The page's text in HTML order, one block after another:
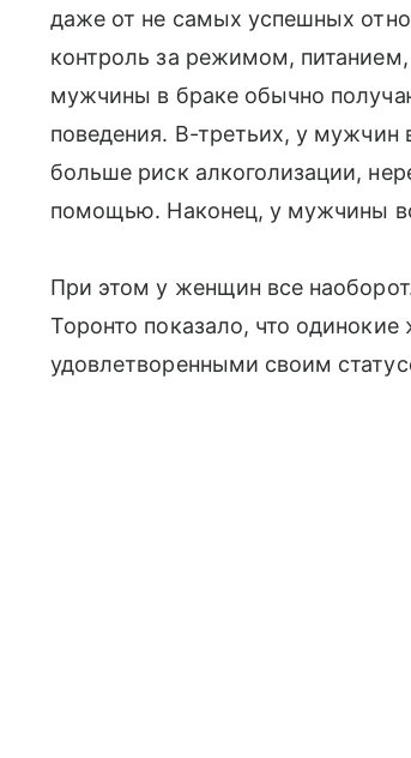
даже от не самых успешных
контроль за режимом,
мужчины в браке обычно
поведения. В-третьих, у мужчин
больше риск алкоголизации,
помощью. Наконец, у мужчины
При этом у женщин все
Торонто показало, что
удовлетворенными своим